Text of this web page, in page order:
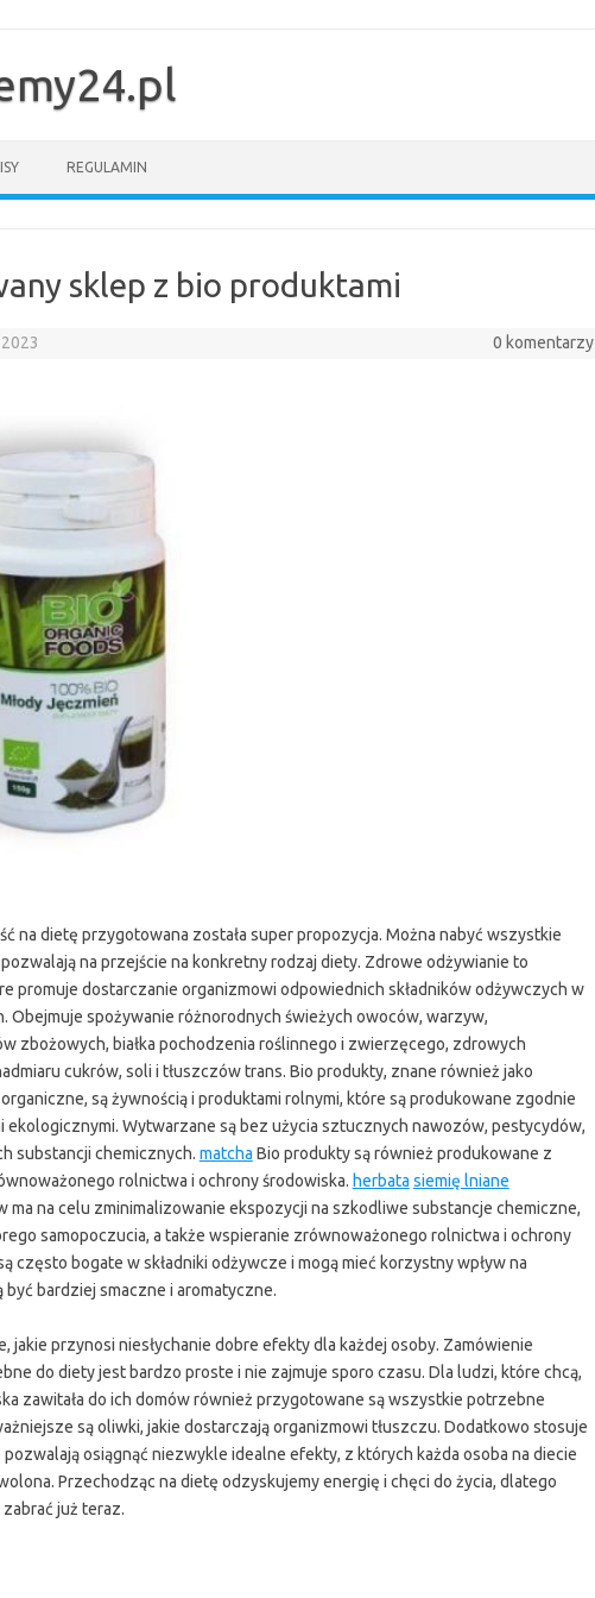
REGULAMIN
sklep z bio produktami
0 komentarzy
na dietę przygotowana została super propozycja. Można nabyć wszystkie
na przejście na konkretny rodzaj diety. Zdrowe odżywianie to
promuje dostarczanie organizmowi odpowiednich składników odżywczych w
Obejmuje spożywanie różnorodnych świeżych owoców, warzyw,
zbożowych, białka pochodzenia roślinnego i zwierzęcego, zdrowych
cukrów, soli i tłuszczów trans. Bio produkty, znane również jako
są żywnością i produktami rolnymi, które są produkowane zgodnie
ekologicznymi. Wytwarzane są bez użycia sztucznych nawozów, pestycydów,
substancji chemicznych. matcha Bio produkty są również produkowane z
rolnictwa i ochrony środowiska. herbata siemię lniane
ma na celu zminimalizowanie ekspozycji na szkodliwe substancje chemiczne,
samopoczucia, a także wspieranie zrównoważonego rolnictwa i ochrony
często bogate w składniki odżywcze i mogą mieć korzystny wpływ na
bardziej smaczne i aromatyczne.
jakie przynosi niesłychanie dobre efekty dla każdej osoby. Zamówienie
do diety jest bardzo proste i nie zajmuje sporo czasu. Dla ludzi, które chcą,
zawitała do ich domów również przygotowane są wszystkie potrzebne
są oliwki, jakie dostarczają organizmowi tłuszczu. Dodatkowo stosuje
osiągnąć niezwykle idealne efekty, z których każda osoba na diecie
Przechodząc na dietę odzyskujemy energię i chęci do życia, dlatego
już teraz.